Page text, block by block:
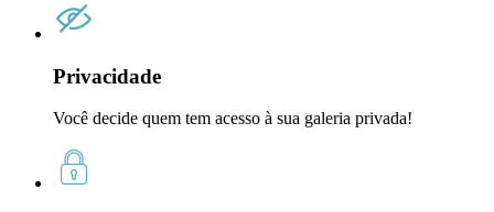
Privacidade
Você decide quem tem acesso à sua galeria privada!